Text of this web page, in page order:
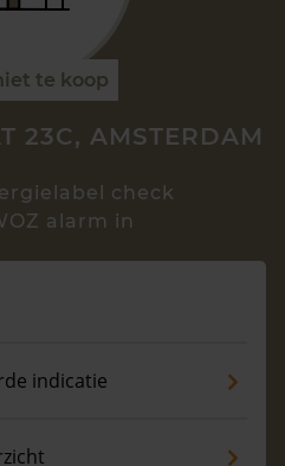
-18:00
te koop
23C, AMSTERDAM
check
alarm in
indicatie